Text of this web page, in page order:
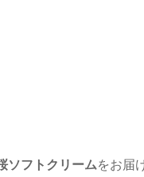
ソフトクリームをお届